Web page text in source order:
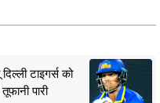
टाइगर्स को
पारी